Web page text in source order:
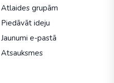
Atlaides grupām
Piedāvāt ideju
Jaunumi e-pastā
Atsauksmes